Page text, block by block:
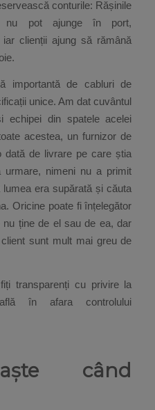
conturile: Rășinile
nu pot ajunge în port,
clienții ajung să rămână
importantă de cabluri de
unice. Am dat cuvântul
echipei din spatele acelei
acestea, un furnizor de
dată de livrare pe care știa
nimeni nu a primit
era supărată și căuta
Oricine poate fi înțelegător
ține de el sau de ea, dar
sunt mult mai greu de
transparenți cu privire la
în afara controlului
când